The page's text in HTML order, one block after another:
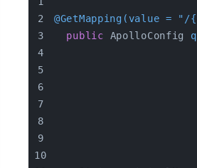
@GetMapping(value =
public ApolloConfig